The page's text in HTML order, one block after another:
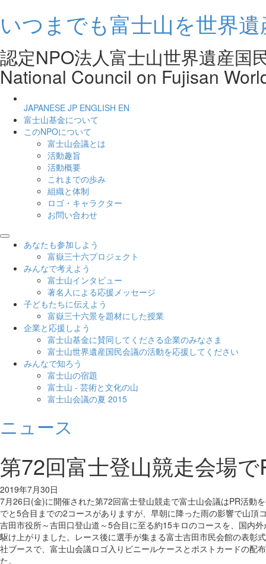
いつまでも富士山を世界
認定NPO法人富士山世界遺産
National Council on Fujisan
JAPANESE JP ENGLISH EN
富士山基金について
このNPOについて
富士山会議とは
活動趣旨
活動概要
これまでの歩み
組織と体制
ロゴ・キャラクター
お問い合わせ
あなたも参加しよう
富嶽三十六プロジェクト
みんなで考えよう
富士山インタビュー
著名人による応援メッセージ
子どもたちに伝えよう
富嶽三十六景を題材にした授業
企業と応援しよう
富士山基金に賛同してくださる企業のみなさま
富士山世界遺産国民会議の活動を応援してください
みんなで知ろう
富士山の宿題
富士山 - 芸術と文化の山
富士山会議の夏 2015
ニュース
第72回富士登山競走会場
2019年7月30日
7月26日(金)に開催された第72回富士登山競走で富士山会議はPR活動
でと5合目までの2コースがありますが、早朝に降った雨の影響で山頂
吉田市役所～吉田口登山道～5合目に至る約15キロのコースを、国内
駆け上がりました。レース後に選手が集まる富士吉田市民会館の表彰
社ブースで、富士山会議ロゴ入りビニールケースとポストカードの配
た。